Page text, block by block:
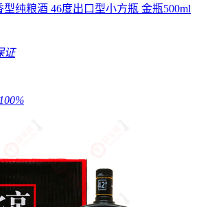
纯粮酒 46度出口型小方瓶 金瓶500ml
证